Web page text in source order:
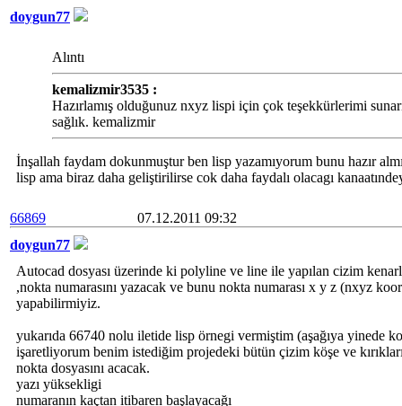
doygun77
Alıntı
kemalizmir3535 :
Hazırlamış olduğunuz nxyz lispi için çok teşekkürlerimi
sağlık. kemalizmir
İnşallah faydam dokunmuştur ben lisp yazamıyorum bunu hazır
lisp ama biraz daha geliştirilirse cok daha faydalı olacagı
66869
07.12.2011 09:32
doygun77
Autocad dosyası üzerinde ki polyline ve line ile yapılan cizim
,nokta numarasını yazacak ve bunu nokta numarası x y z (nxyz
yapabilirmiyiz.
yukarıda 66740 nolu iletide lisp örnegi vermiştim (aşağıya yinede
işaretliyorum benim istediğim projedeki bütün çizim köşe ve
nokta dosyasını acacak.
yazı yüksekligi
numaranın kaçtan itibaren başlayacağı